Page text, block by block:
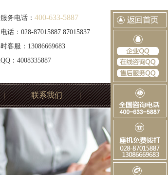
务电话： 400-633-5887
话：028-87015887 87015837
客服：13086669683
：4008335887
联系我们